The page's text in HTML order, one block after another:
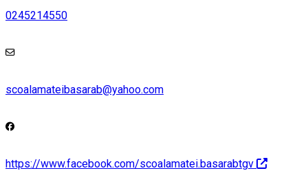
0245214550
scoalamateibasarab@yahoo.com
https://www.facebook.com/scoalamatei.basarabtgv